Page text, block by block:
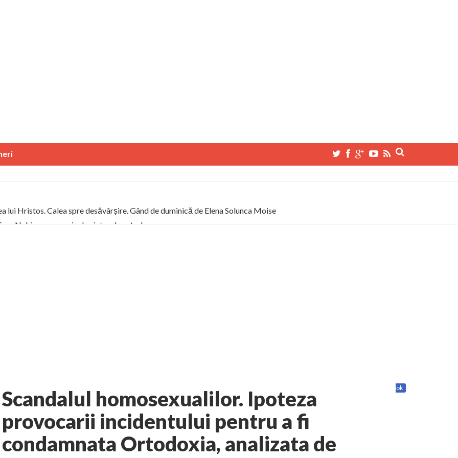
lui Hristos. Calea spre desăvârșire. Gând de duminică de Elena Solunca Moise
Nukina are nevoie de ajutorul nostru!
Facebook
Scandalul homosexualilor. Ipoteza
provocarii incidentului pentru a fi
condamnata Ortodoxia, analizata de